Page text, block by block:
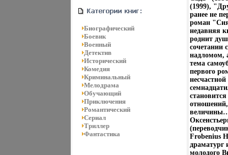
Биографический
Боевик
Военный
Детектив
Исторический
Комедия
Криминальный
Мелодрама
Обучающий
Приключения
Романтический
Сериал
Триллер
Фантастика
(1999),
ранее не
роман
недавняя
роднит
сочетании
надломом,
тема
первого
Frobenius
драматург
молодого